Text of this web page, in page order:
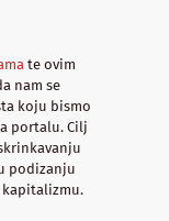
te ovim
nam se
koju bismo
portalu. Cilj
podizanju
kapitalizmu.